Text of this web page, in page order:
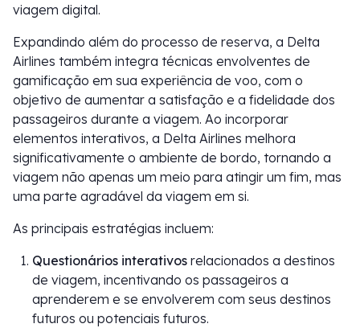
viagem digital.
Expandindo além do processo de reserva, a Delta
Airlines também integra técnicas envolventes de
gamificação em sua experiência de voo, com o
objetivo de aumentar a satisfação e a fidelidade dos
passageiros durante a viagem. Ao incorporar
elementos interativos, a Delta Airlines melhora
significativamente o ambiente de bordo, tornando a
viagem não apenas um meio para atingir um fim, mas
uma parte agradável da viagem em si.
As principais estratégias incluem:
Questionários interativos relacionados a destinos
de viagem, incentivando os passageiros a
aprenderem e se envolverem com seus destinos
futuros ou potenciais futuros.